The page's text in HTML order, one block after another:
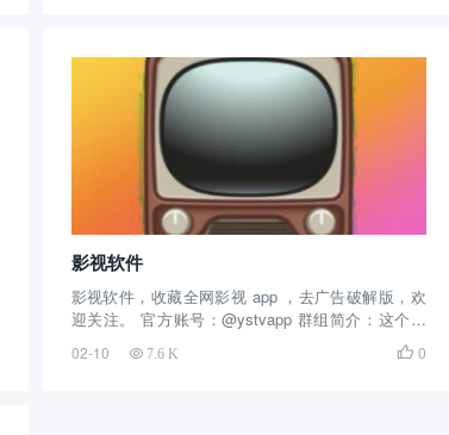
影视软件
影视软件，收藏全网影视 app ，去广告破解版，欢
迎关注。 官方账号：@ystvapp 群组简介：这个电
报群是去年年底创建的，目标比较明确，影视软
件，收藏全网影视 app ，去广告破解版，截止目前
02-10 7.6 K  0